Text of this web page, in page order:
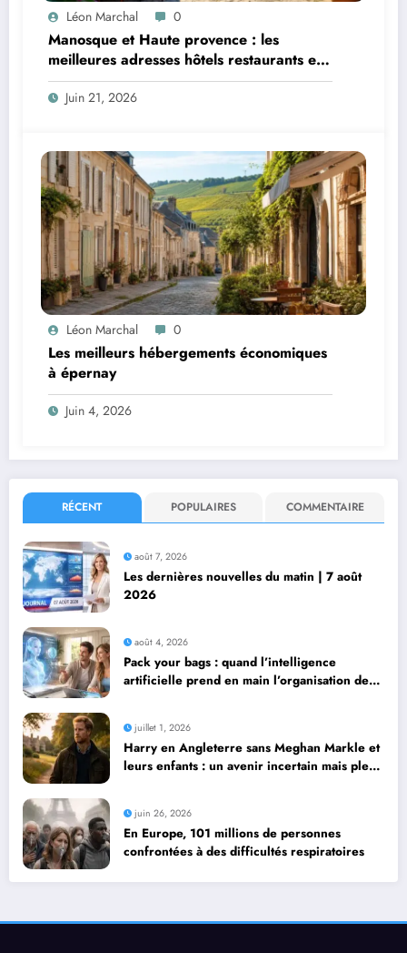
Léon Marchal 0
Manosque et Haute provence : les
meilleures adresses hôtels restaurants et
activités d’une locale
Juin 21, 2026
Léon Marchal 0
Les meilleurs hébergements économiques
à épernay
Juin 4, 2026
RÉCENT POPULAIRES COMMENTAIRE
août 7, 2026
Les dernières nouvelles du matin | 7 août
2026
août 4, 2026
Pack your bags : quand l’intelligence
artificielle prend en main l’organisation de
juillet 1, 2026
Harry en Angleterre sans Meghan Markle et
leurs enfants : un avenir incertain mais plein
juin 26, 2026
En Europe, 101 millions de personnes
confrontées à des difficultés respiratoires